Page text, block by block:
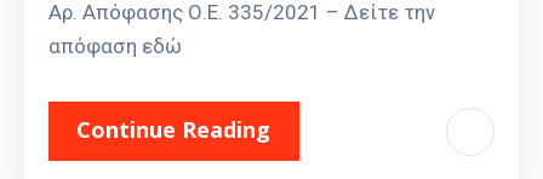
Αρ. Απόφασης Ο.Ε. 335/2021 – Δείτε την
απόφαση εδώ
Continue Reading